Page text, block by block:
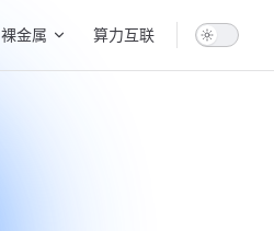
裸金属 算力互联